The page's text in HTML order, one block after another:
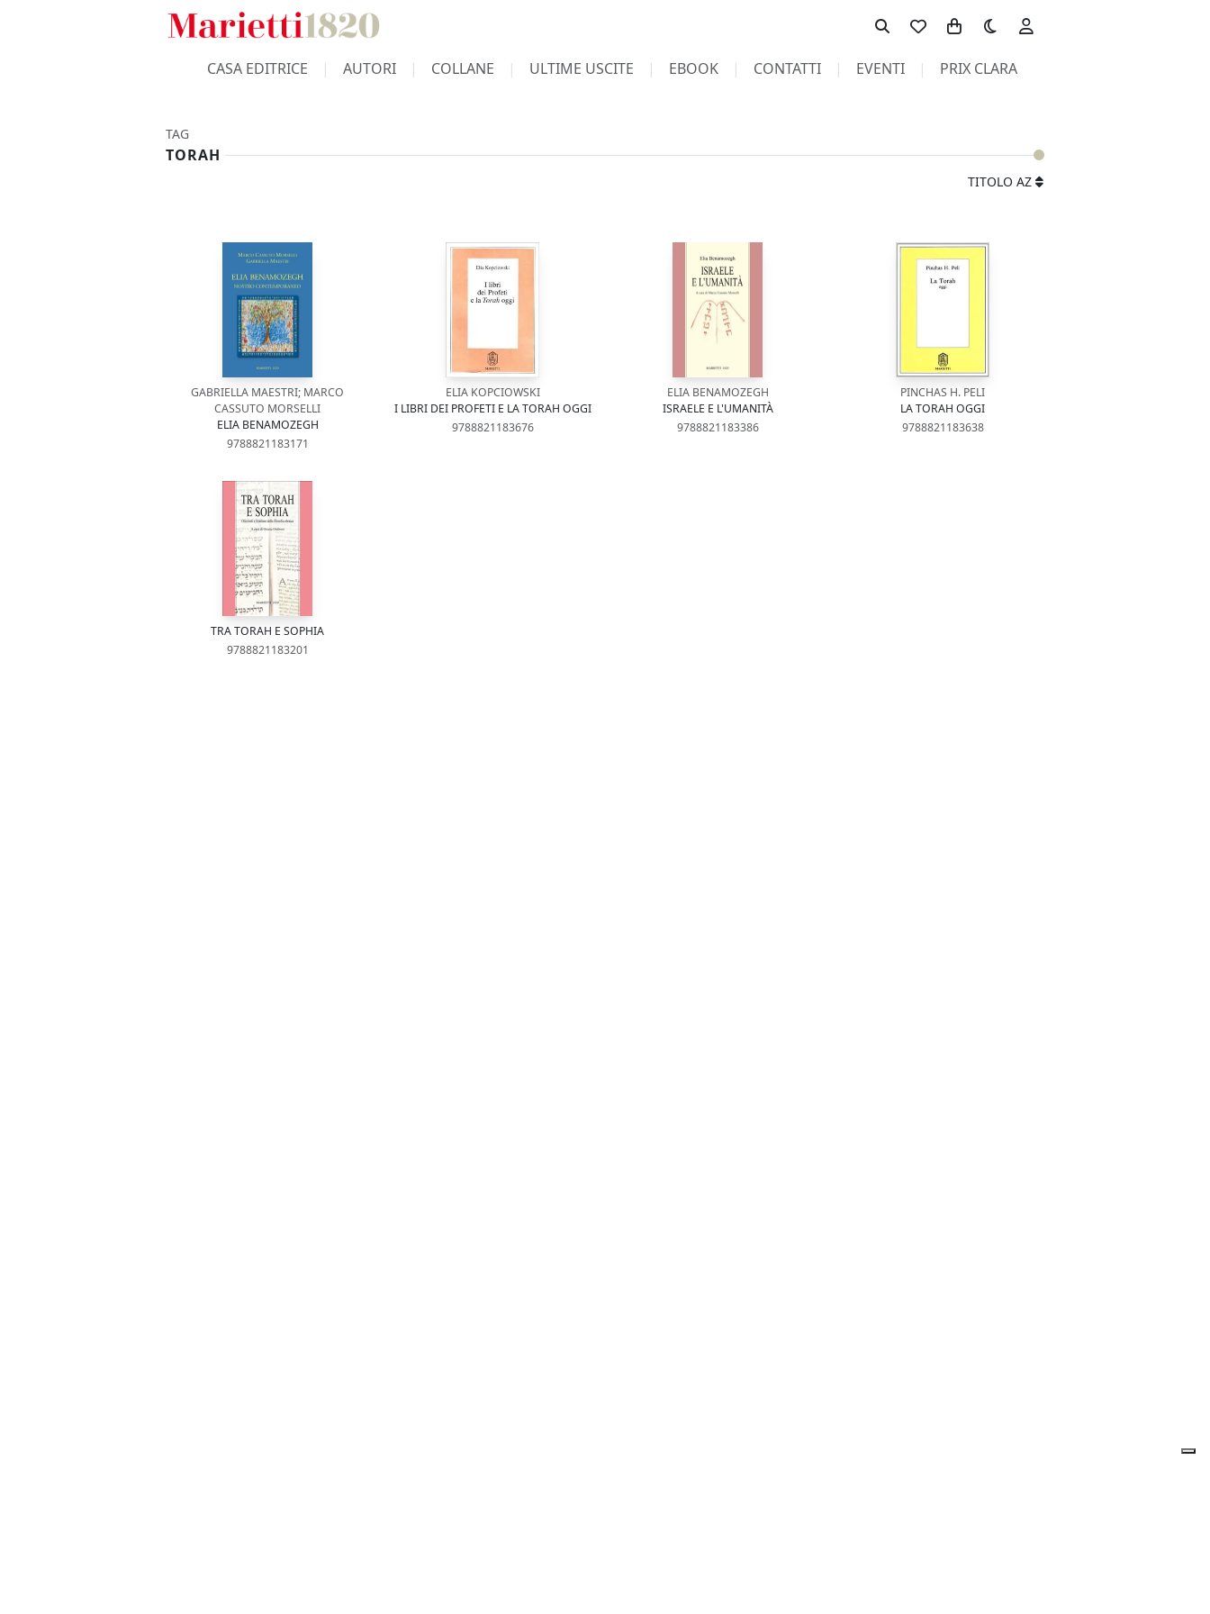
Toggle theme
CASA EDITRICE AUTORI COLLANE ULTIME USCITE EBOOK CONTATTI EVENTI PRIX CLARA
TAG
TORAH
TITOLO AZ
GABRIELLA MAESTRI; MARCO
CASSUTO MORSELLI
ELIA BENAMOZEGH
9788821183171
ELIA KOPCIOWSKI
I LIBRI DEI PROFETI E LA TORAH OGGI
9788821183676
ELIA BENAMOZEGH
ISRAELE E L'UMANITÀ
9788821183386
PINCHAS H. PELI
LA TORAH OGGI
9788821183638
TRA TORAH E SOPHIA
9788821183201